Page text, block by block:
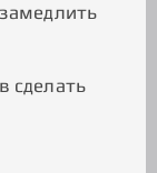
сделать